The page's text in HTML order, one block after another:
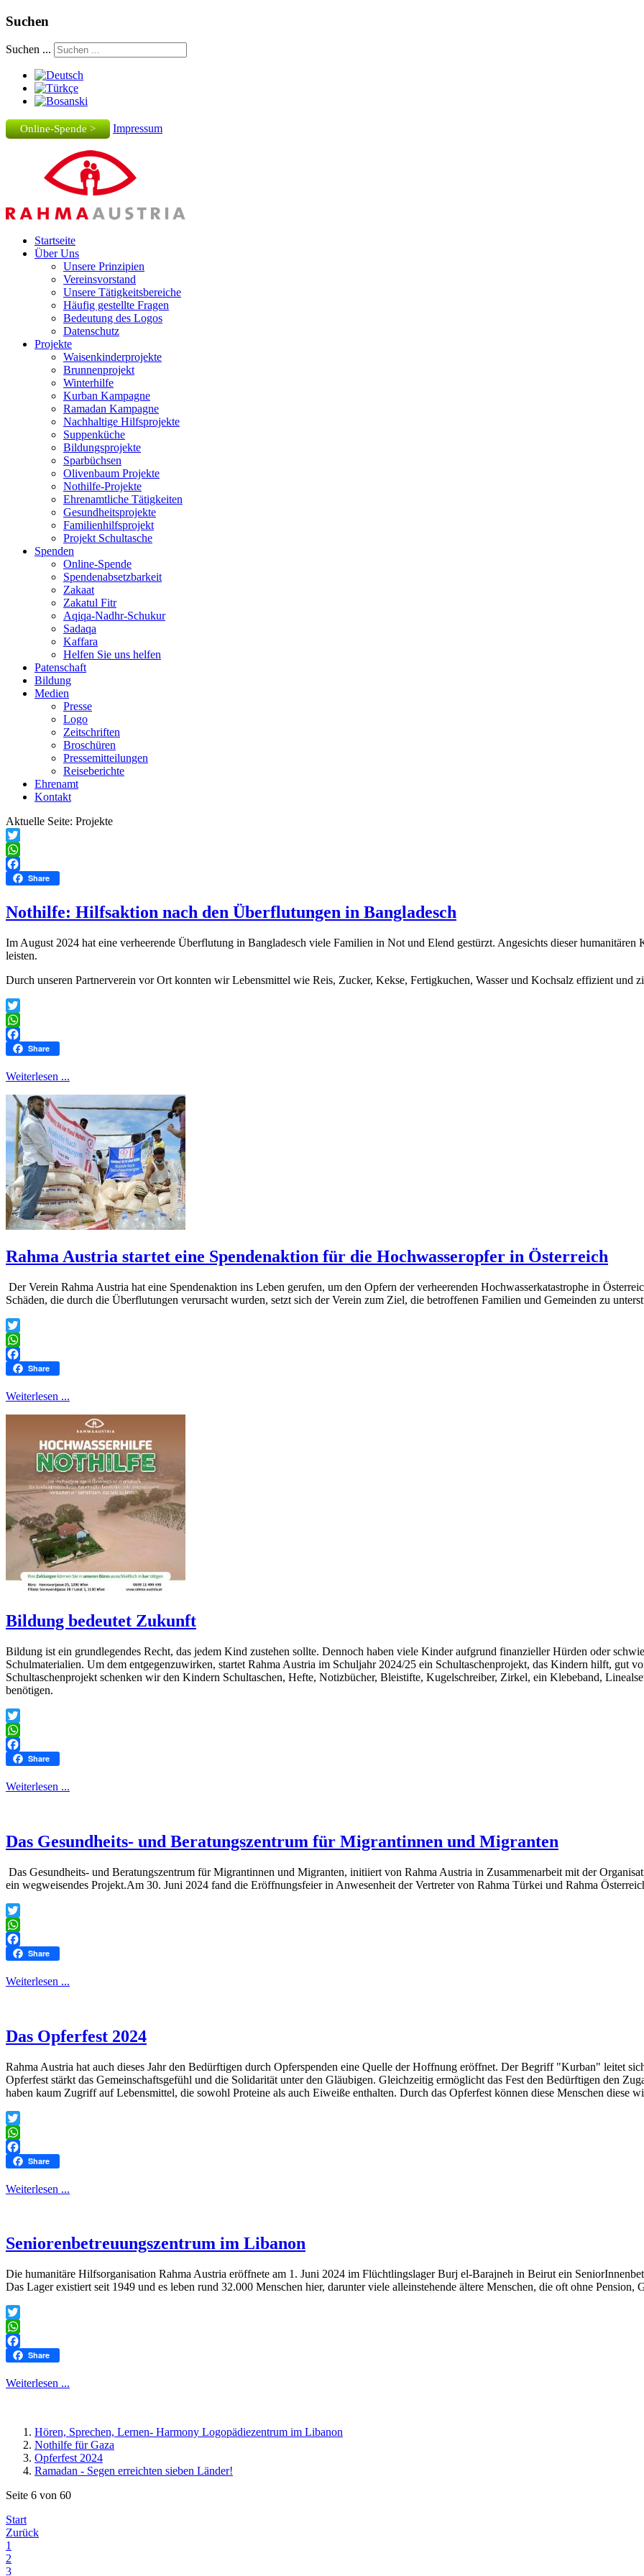
Suchen
Suchen ...
Online-Spende > Impressum
Startseite
Über Uns
Unsere Prinzipien
Vereinsvorstand
Unsere Tätigkeitsbereiche
Häufig gestellte Fragen
Bedeutung des Logos
Datenschutz
Projekte
Waisenkinderprojekte
Brunnenprojekt
Winterhilfe
Kurban Kampagne
Ramadan Kampagne
Nachhaltige Hilfsprojekte
Suppenküche
Bildungsprojekte
Sparbüchsen
Olivenbaum Projekte
Nothilfe-Projekte
Ehrenamtliche Tätigkeiten
Gesundheitsprojekte
Familienhilfsprojekt
Projekt Schultasche
Spenden
Online-Spende
Spendenabsetzbarkeit
Zakaat
Zakatul Fitr
Aqiqa-Nadhr-Schukur
Sadaqa
Kaffara
Helfen Sie uns helfen
Patenschaft
Bildung
Medien
Presse
Logo
Zeitschriften
Broschüren
Pressemitteilungen
Reiseberichte
Ehrenamt
Kontakt
Aktuelle Seite: Projekte
Twitter
WhatsApp
Facebook
Share
Nothilfe: Hilfsaktion nach den Überflutungen in Bangladesch
Im August 2024 hat eine verheerende Überflutung in Bangladesch viele Familien in Not und Elend gestürzt. Angesichts dieser
leisten.
Durch unseren Partnerverein vor Ort konnten wir Lebensmittel wie Reis, Zucker, Kekse, Fertigkuchen, Wasser und Kochsalz effizient und
Twitter
WhatsApp
Facebook
Share
Weiterlesen ...
Rahma Austria startet eine Spendenaktion für die Hochwasseropfer in Österreich
Der Verein Rahma Austria hat eine Spendenaktion ins Leben gerufen, um den Opfern der verheerenden Hochwasserkatastrophe in
Schäden, die durch die Überflutungen verursacht wurden, setzt sich der Verein zum Ziel, die betroffenen Familien und Gemeinden zu
Twitter
WhatsApp
Facebook
Share
Weiterlesen ...
Bildung bedeutet Zukunft
Bildung ist ein grundlegendes Recht, das jedem Kind zustehen sollte. Dennoch haben viele Kinder aufgrund finanzieller Hürden oder
Schulmaterialien. Um dem entgegenzuwirken, startet Rahma Austria im Schuljahr 2024/25 ein Schultaschenprojekt, das Kindern hilft, gut
Schultaschenprojekt schenken wir den Kindern Schultaschen, Hefte, Notizbücher, Bleistifte, Kugelschreiber, Zirkel, ein Klebeband,
benötigen.
Twitter
WhatsApp
Facebook
Share
Weiterlesen ...
Das Gesundheits- und Beratungszentrum für Migrantinnen und Migranten
Das Gesundheits- und Beratungszentrum für Migrantinnen und Migranten, initiiert von Rahma Austria in Zusammenarbeit mit der
ein wegweisendes Projekt.Am 30. Juni 2024 fand die Eröffnungsfeier in Anwesenheit der Vertreter von Rahma Türkei und Rahma
Twitter
WhatsApp
Facebook
Share
Weiterlesen ...
Das Opferfest 2024
Rahma Austria hat auch dieses Jahr den Bedürftigen durch Opferspenden eine Quelle der Hoffnung eröffnet. Der Begriff "Kurban" leitet
Opferfest stärkt das Gemeinschaftsgefühl und die Solidarität unter den Gläubigen. Gleichzeitig ermöglicht das Fest den Bedürftigen den
haben kaum Zugriff auf Lebensmittel, die sowohl Proteine als auch Eiweiße enthalten. Durch das Opferfest können diese Menschen diese
Twitter
WhatsApp
Facebook
Share
Weiterlesen ...
Seniorenbetreuungszentrum im Libanon
Die humanitäre Hilfsorganisation Rahma Austria eröffnete am 1. Juni 2024 im Flüchtlingslager Burj el-Barajneh in Beirut ein
Das Lager existiert seit 1949 und es leben rund 32.000 Menschen hier, darunter viele alleinstehende ältere Menschen, die oft ohne Pension,
Twitter
WhatsApp
Facebook
Share
Weiterlesen ...
Hören, Sprechen, Lernen- Harmony Logopädiezentrum im Libanon
Nothilfe für Gaza
Opferfest 2024
Ramadan - Segen erreichten sieben Länder!
Seite 6 von 60
Start
Zurück
1
2
3